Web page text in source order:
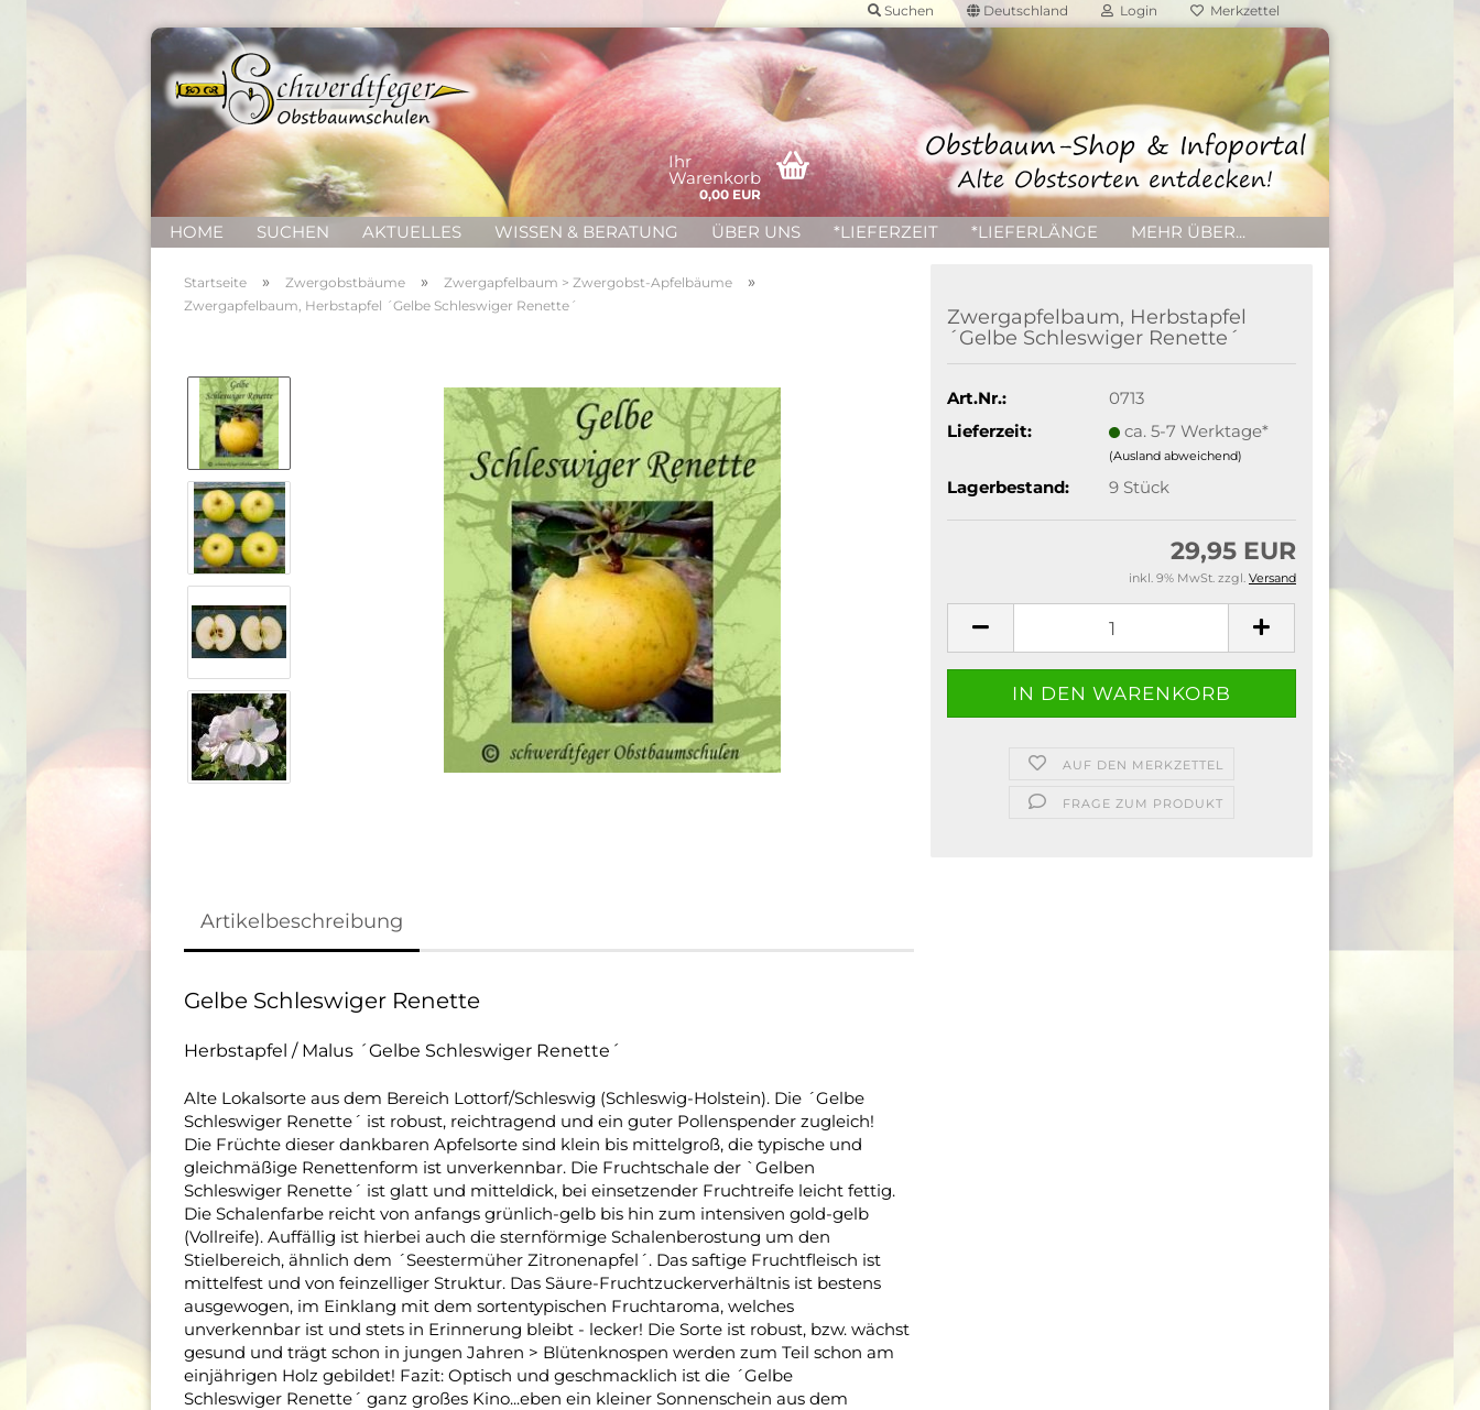
Suchen Deutschland Login Merkzettel
Ihr
Warenkorb
0,00 EUR
HOME SUCHEN AKTUELLES WISSEN & BERATUNG ÜBER UNS *LIEFERZEIT *LIEFERLÄNGE MEHR ÜBER...
Startseite » Zwergobstbäume » Zwergapfelbaum > Zwergobst-Apfelbäume »
Zwergapfelbaum, Herbstapfel ´Gelbe Schleswiger Renette´
Zwergapfelbaum, Herbstapfel
´Gelbe Schleswiger Renette´
Art.Nr.:
0713
Lieferzeit:
ca. 5-7 Werktage*
(Ausland abweichend)
Lagerbestand: 9 Stück
29,95 EUR
inkl. 9% MwSt. zzgl. Versand
AUF DEN MERKZETTEL
FRAGE ZUM PRODUKT
Artikelbeschreibung
Gelbe Schleswiger Renette
Herbstapfel / Malus ´Gelbe Schleswiger Renette´
Alte Lokalsorte aus dem Bereich Lottorf/Schleswig (Schleswig-Holstein). Die ´Gelbe
Schleswiger Renette´ ist robust, reichtragend und ein guter Pollenspender zugleich!
Die Früchte dieser dankbaren Apfelsorte sind klein bis mittelgroß, die typische und
gleichmäßige Renettenform ist unverkennbar. Die Fruchtschale der `Gelben
Schleswiger Renette´ ist glatt und mitteldick, bei einsetzender Fruchtreife leicht fettig.
Die Schalenfarbe reicht von anfangs grünlich-gelb bis hin zum intensiven gold-gelb
(Vollreife). Auffällig ist hierbei auch die sternförmige Schalenberostung um den
Stielbereich, ähnlich dem ´Seestermüher Zitronenapfel´. Das saftige Fruchtfleisch ist
mittelfest und von feinzelliger Struktur. Das Säure-Fruchtzuckerverhältnis ist bestens
ausgewogen, im Einklang mit dem sortentypischen Fruchtaroma, welches
unverkennbar ist und stets in Erinnerung bleibt - lecker! Die Sorte ist robust, bzw. wächst
gesund und trägt schon in jungen Jahren > Blütenknospen werden zum Teil schon am
einjährigen Holz gebildet! Fazit: Optisch und geschmacklich ist die ´Gelbe
Schleswiger Renette´ ganz großes Kino...eben ein kleiner Sonnenschein aus dem